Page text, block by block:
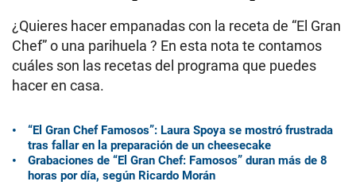
¿Quieres hacer empanadas con la receta de “El Gran
Chef” o una parihuela ? En esta nota te contamos
cuáles son las recetas del programa que puedes
hacer en casa.
“El Gran Chef Famosos”: Laura Spoya se mostró frustrada
tras fallar en la preparación de un cheesecake
Grabaciones de “El Gran Chef: Famosos” duran más de 8
horas por día, según Ricardo Morán